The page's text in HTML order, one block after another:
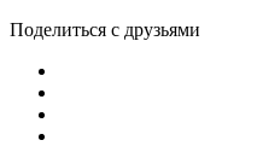
Поделиться с друзьями